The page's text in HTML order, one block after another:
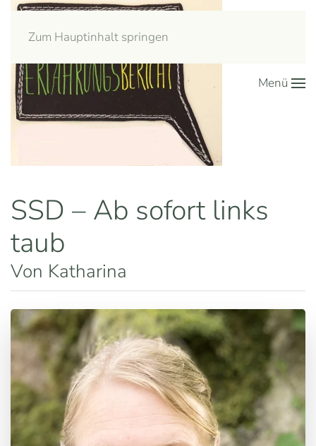
Zum Hauptinhalt springen
Menü
SSD – Ab sofort links
taub
Von Katharina